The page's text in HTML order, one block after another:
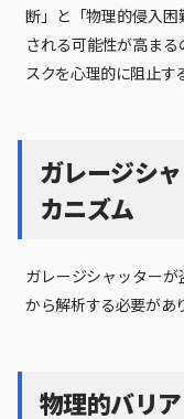
断」と「物理的侵入
される可能性が高ま
スクを心理的に阻止す
ガレージシ
カニズム
ガレージシャッター
から解析する必要があ
物理的バリ